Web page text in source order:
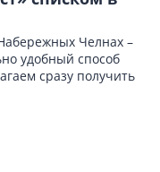
Челнах –
удобный способ
сразу получить